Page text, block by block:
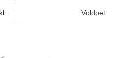
Voldoet